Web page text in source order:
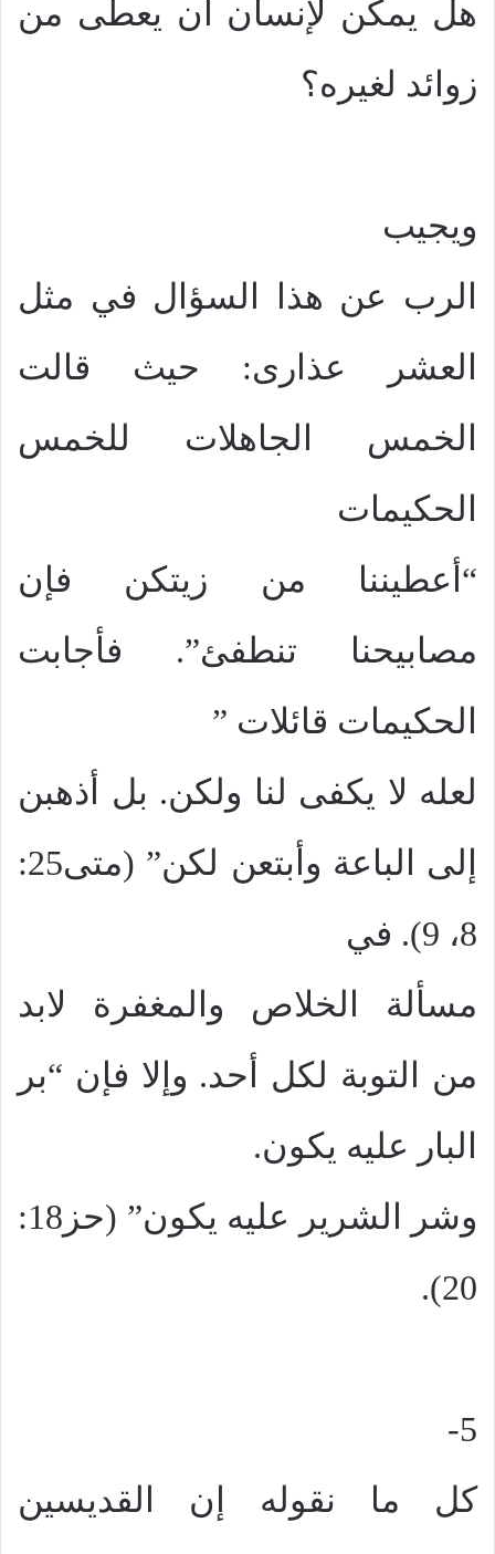
هل يمكن لإنسان أن يعطى من
زوائد لغيره؟
ويجيب
الرب عن هذا السؤال في مثل
العشر عذارى: حيث قالت
الخمس الجاهلات للخمس
الحكيمات
“أعطيننا من زيتكن فإن
مصابيحنا تنطفئ”. فأجابت
الحكيمات قائلات ”
لعله لا يكفى لنا ولكن. بل أذهبن
إلى الباعة وأبتعن لكن” (متى25:
8، 9). في
مسألة الخلاص والمغفرة لابد
من التوبة لكل أحد. وإلا فإن “بر
البار عليه يكون.
وشر الشرير عليه يكون” (حز18:
20).
5-
كل ما نقوله إن القديسين